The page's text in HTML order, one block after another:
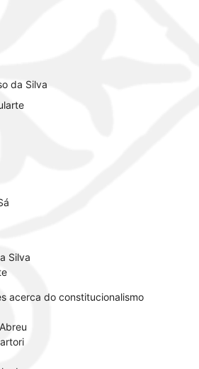
da Silva
Silva
acerca do constitucionalismo